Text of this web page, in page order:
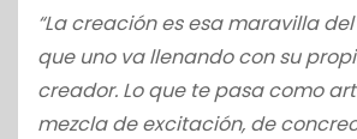
“La creación es esa maravilla
que uno va llenando con su
creador. Lo que te pasa como
mezcla de excitación, de